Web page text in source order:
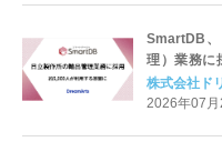
SmartDB
理）業務に
5,000人が
株式会社ド
2026年07